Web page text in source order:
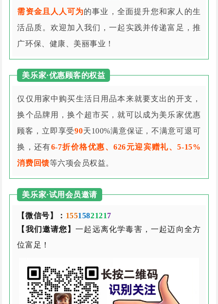
需资金且人人可为的事业，全面提升您和家人的生
活品质。欢迎加入我们，一起实践并传递富足，推
广环保、健康、美丽事业！
美乐家·优惠顾客的权益
仅仅用家中购买生活日用品本来就要支出的开支，
换个品牌用，换个超市买，就可以成为美乐家优惠
顾客，立即享受90天100%满意保证，不满意可退可
换，还有6-7折价格优惠、626元迎宾赠礼、5-15%
消费回馈等六项会员权益。
美乐家·试用会员邀请
【微信号】： 15515821217
【我们邀请您】一起远离化学毒害，一起迈向全方
位富足！